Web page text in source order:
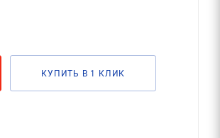
КУПИТЬ В 1 КЛИК